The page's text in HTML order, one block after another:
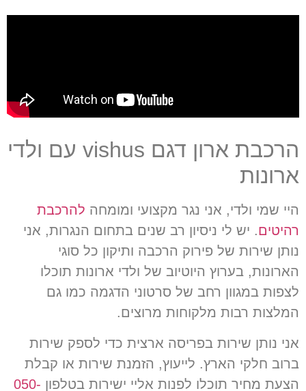
הרכבת ארון דגם vishus עם ולדי
ארונות
היי שמי ולדי, אני נגר מקצועי ומומחה להרכבת
רהיטים. יש לי ניסיון רב שנים בתחום הנגרות, אני
נותן שירות של פירוק הרכבה ותיקון כל סוגי
הארונות, בערוץ היוטיוב של ולדי ארונות תוכלו
לצפות במגוון רחב של סרטוני הדגמה כמו גם
המלצות רבות מלקוחות מרוצים.
אני נותן שירות בפריסה ארצית כדי לספק שירות
ברוב חלקי הארץ. לייעוץ, הזמנת שירות או קבלת
הצעת מחיר תוכלו לפנות אליי ישירות בטלפון 050-